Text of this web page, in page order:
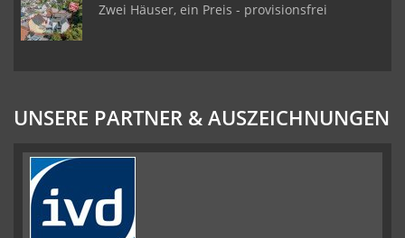
Zwei Häuser, ein Preis - provisionsfrei
UNSERE PARTNER & AUSZEICHNUNGEN